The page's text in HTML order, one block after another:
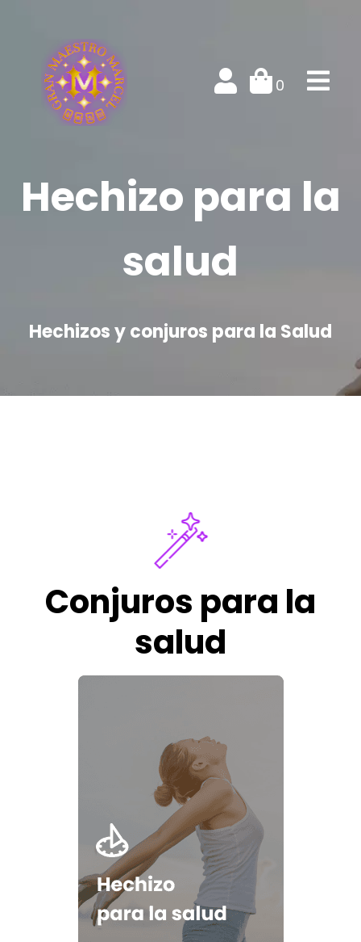
0
Hechizo para la
salud
Hechizos y conjuros para la Salud
Conjuros para la
salud